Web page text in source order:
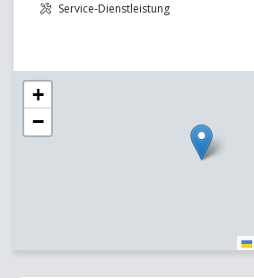
Service-Dienstleistung
+
−